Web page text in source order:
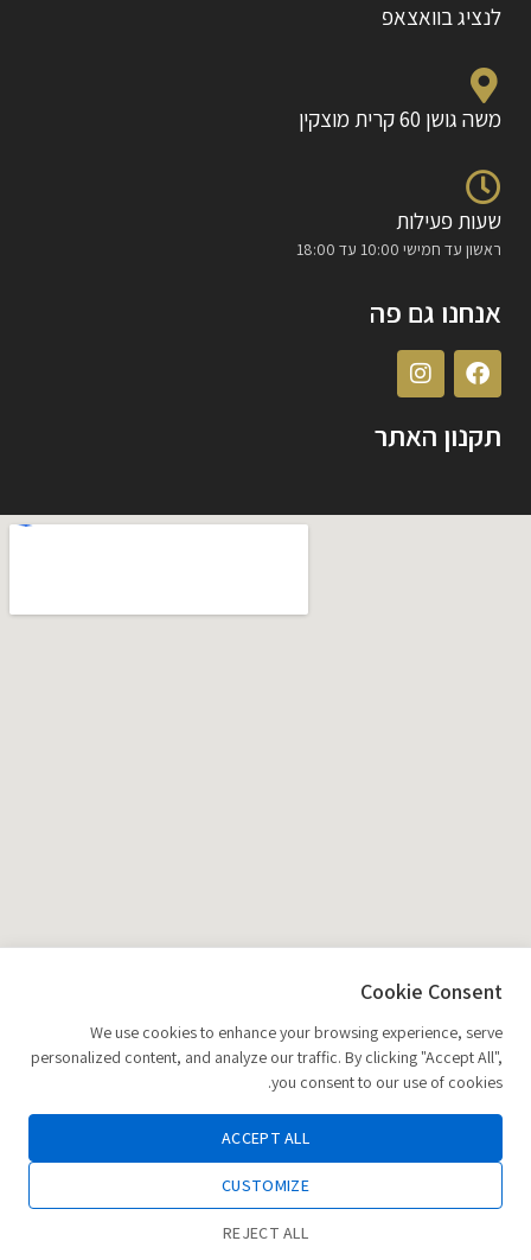
לנציג בוואצאפ
משה גושן 60 קרית מוצקין
שעות פעילות
ראשון עד חמישי 10:00 עד 18:00
אנחנו גם פה
תקנון האתר
הוספה לסל 0
Cookie Consent
We use cookies to enhance your browsing experience, serve
personalized content, and analyze our traffic. By clicking "Accept All",
you consent to our use of cookies.
ACCEPT ALL
CUSTOMIZE
REJECT ALL